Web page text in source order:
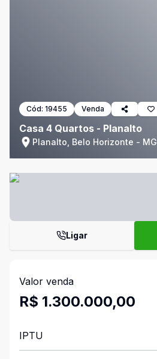
Cód: 19455 Venda
Casa 4 Quartos - Planalto
Planalto, Belo Horizonte - MG
Ligar
Valor venda
R$ 1.300.000,00
IPTU